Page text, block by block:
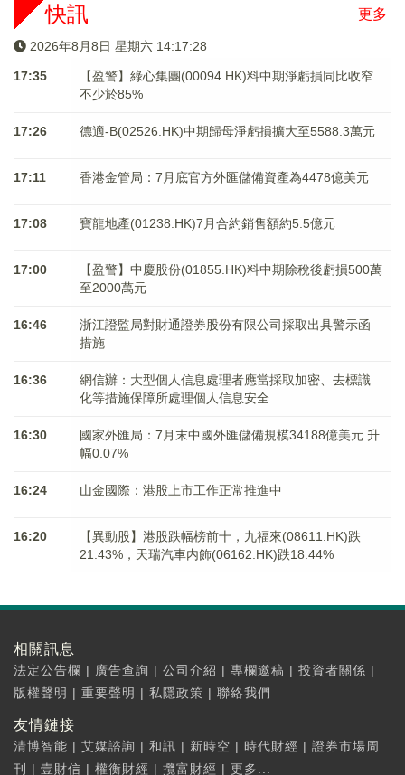
更多
快訊
2026年8月8日 星期六 14:17:29
17:35
【盈警】綠心集團(00094.HK)料中期淨虧損同比收窄
不少於85%
17:26 德適-B(02526.HK)中期歸母淨虧損擴大至5588.3萬元
17:11 香港金管局：7月底官方外匯儲備資產為4478億美元
17:08 寶龍地產(01238.HK)7月合約銷售額約5.5億元
17:00
【盈警】中慶股份(01855.HK)料中期除稅後虧損500萬
至2000萬元
16:46
浙江證監局對財通證券股份有限公司採取出具警示函
措施
16:36
網信辦：大型個人信息處理者應當採取加密、去標識
化等措施保障所處理個人信息安全
16:30
國家外匯局：7月末中國外匯儲備規模34188億美元 升
幅0.07%
16:24 山金國際：港股上市工作正常推進中
16:20
【異動股】港股跌幅榜前十，九福來(08611.HK)跌
21.43%，天瑞汽車内飾(06162.HK)跌18.44%
相關訊息
法定公告欄 | 廣告查詢 | 公司介紹 | 專欄邀稿 | 投資者關係 |
版權聲明 | 重要聲明 | 私隱政策 | 聯絡我們
友情鏈接
清博智能 | 艾媒諮詢 | 和訊 | 新時空 | 時代財經 | 證券市場周
刊
| 壹財信 | 權衡財經 | 攬富財經 | 更多...